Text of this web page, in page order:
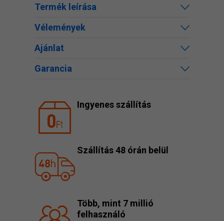
Termék leírása
Vélemények
Ajánlat
Garancia
Ingyenes szállítás
Szállítás 48 órán belül
Több, mint 7 millió
felhasználó